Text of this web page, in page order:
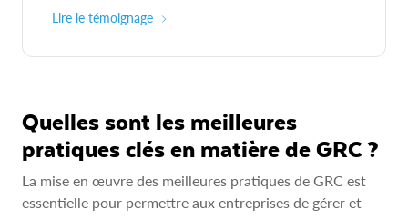
Lire le témoignage
Quelles sont les meilleures
pratiques clés en matière de GRC ?
La mise en œuvre des meilleures pratiques de GRC est
essentielle pour permettre aux entreprises de gérer et